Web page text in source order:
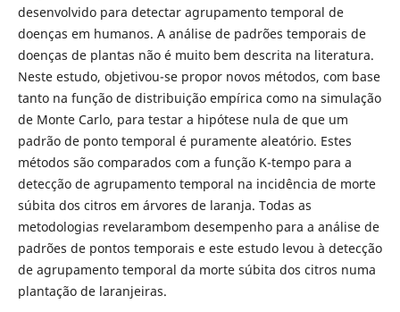
desenvolvido para detectar agrupamento temporal de
doenças em humanos. A análise de padrões temporais de
doenças de plantas não é muito bem descrita na literatura.
Neste estudo, objetivou-se propor novos métodos, com base
tanto na função de distribuição empírica como na simulação
de Monte Carlo, para testar a hipótese nula de que um
padrão de ponto temporal é puramente aleatório. Estes
métodos são comparados com a função K-tempo para a
detecção de agrupamento temporal na incidência de morte
súbita dos citros em árvores de laranja. Todas as
metodologias revelarambom desempenho para a análise de
padrões de pontos temporais e este estudo levou à detecção
de agrupamento temporal da morte súbita dos citros numa
plantação de laranjeiras.